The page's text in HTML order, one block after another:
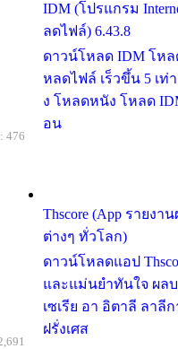
IDM (โปรแกรม
ลดไฟล์) 6.43.8
ดาวน์โหลด IDM โหลด
หลดไฟล์ เร็วขึ้น 5 เท่
ง โหลดหนัง โหลด
อน
Thscore (App รายง
ต่างๆ ทั่วโลก)
ดาวน์โหลดแอป
และแม่นยำทันใจ ผล
เซเรีย อา อิตาลี ลาลี
ฝรั่งเศส
476